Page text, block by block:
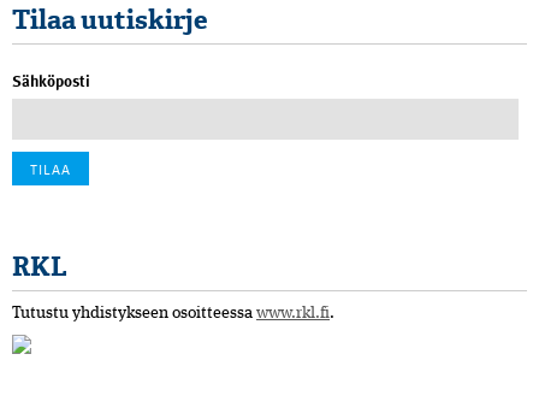
Tilaa uutiskirje
Sähköposti
RKL
Tutustu yhdistykseen osoitteessa www.rkl.fi.